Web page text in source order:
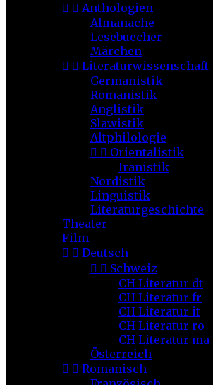
  Anthologien
Almanache
Lesebuecher
Märchen
  Literaturwissenschaft
Germanistik
Romanistik
Anglistik
Slawistik
Altphilologie
  Orientalistik
Iranistik
Nordistik
Linguistik
Literaturgeschichte
Theater
Film
  Deutsch
  Schweiz
CH Literatur dt
CH Literatur fr
CH Literatur it
CH Literatur ro
CH Literatur ma
Österreich
  Romanisch